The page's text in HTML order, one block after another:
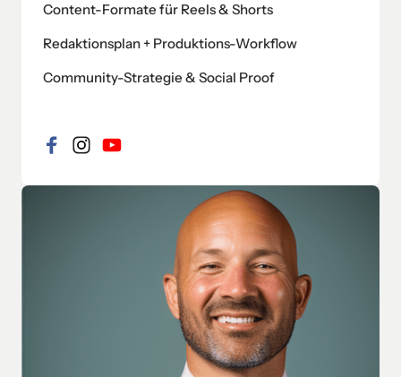
Content-Formate für Reels & Shorts
Redaktionsplan + Produktions-Workflow
Community-Strategie & Social Proof